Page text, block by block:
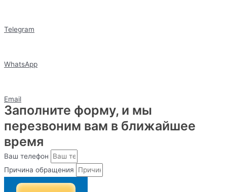
Telegram
WhatsApp
Email
Заполните форму, и мы
перезвоним вам в ближайшее
время
Ваш телефон
Причина обращения